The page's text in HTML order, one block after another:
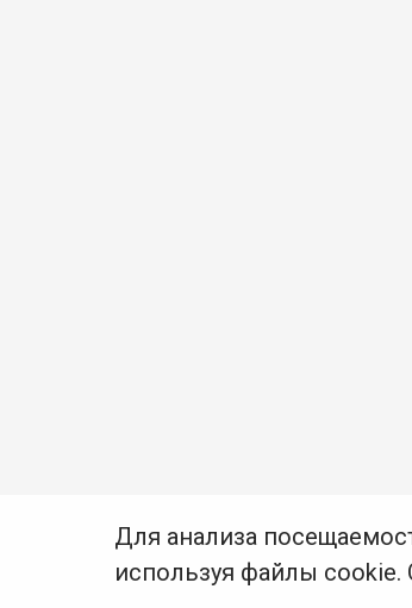
Для анализа
используя файлы cookie.